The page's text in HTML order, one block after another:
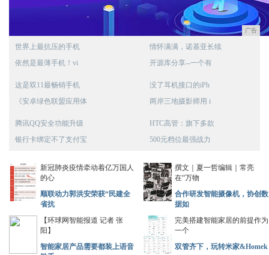
广告
世界上最抗压的手机
依然是最薄手机！vi
情怀满满，诺基亚长续
开源库分享--一个有
这是双11最畅销手机
《安卓绿色联盟应用体
没了耳机接口的iPh
两岸三地摄影师用 i
腾讯QQ安全功能升级
银行卡绑定不了支付宝
HTC高管：旗下多款
500元档位最强战力
新冠肺炎疫情牵动着亿万国人
的心
顺联动力郭洪安荣获“民建全
省抗
撰文｜夏一哲编辑｜常亮
在“万物
合作研发智能摄像机，协创数
据如
【环球网智能报道 记者 张
阳】
智能家居产品需要都装上语音
完美搭建智能家居的前提作为
一个
双管齐下，玩转米家&Homek